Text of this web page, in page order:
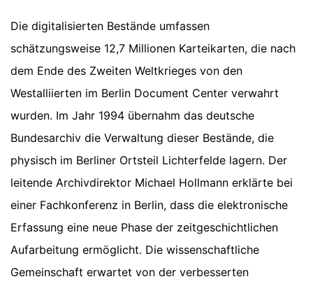
Die digitalisierten Bestände umfassen
schätzungsweise 12,7 Millionen Karteikarten, die nach
dem Ende des Zweiten Weltkrieges von den
Westalliierten im Berlin Document Center verwahrt
wurden. Im Jahr 1994 übernahm das deutsche
Bundesarchiv die Verwaltung dieser Bestände, die
physisch im Berliner Ortsteil Lichterfelde lagern. Der
leitende Archivdirektor Michael Hollmann erklärte bei
einer Fachkonferenz in Berlin, dass die elektronische
Erfassung eine neue Phase der zeitgeschichtlichen
Aufarbeitung ermöglicht. Die wissenschaftliche
Gemeinschaft erwartet von der verbesserten